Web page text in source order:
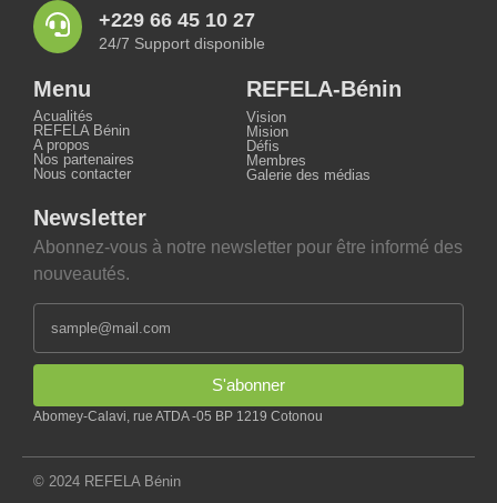
+229 66 45 10 27
24/7 Support disponible
Menu
Acualités
REFELA Bénin
A propos
Nos partenaires
Nous contacter
REFELA-Bénin
Vision
Mision
Défis
Membres
Galerie des médias
Newsletter
Abonnez-vous à notre newsletter pour être informé des
nouveautés.
S'abonner
Abomey-Calavi, rue ATDA -05 BP 1219 Cotonou
© 2024 REFELA Bénin